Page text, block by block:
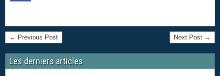
← Previous Post Next Post →
Les derniers articles